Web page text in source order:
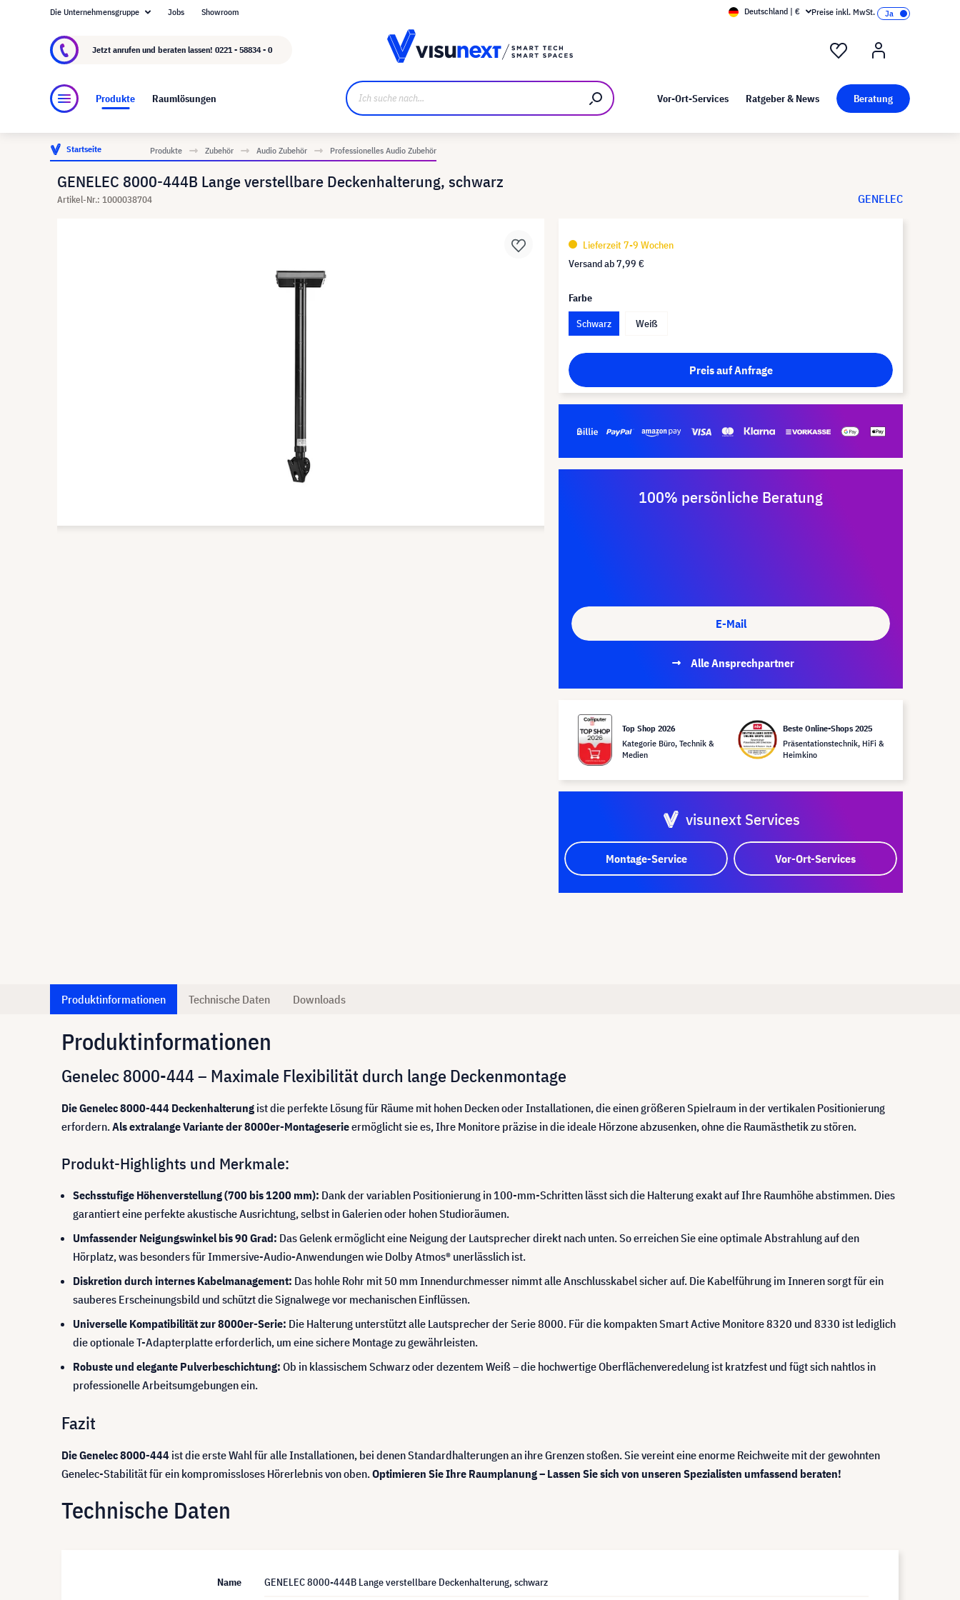
Über visunext.de Kunst bei visunext
Die Unternehmensgruppe Jobs Showroom Deutschland | € Preise inkl. MwSt.
Jetzt anrufen und beraten lassen! 0221 - 58834 - 0
Produkte Raumlösungen Vor-Ort-Services Ratgeber & News Beratung
Startseite Produkte Zubehör Audio Zubehör Professionelles Audio Zubehör
GENELEC 8000-444B Lange verstellbare Deckenhalterung, schwarz
Artikel-Nr.: 1000038704 GENELEC
Lieferzeit 7-9 Wochen
Versand ab7,99 €
Farbe
Schwarz
Weiß
Preis auf Anfrage
100% persönliche Beratung
E-Mail
Alle Ansprechpartner
Top Shop 2026
Kategorie Büro, Technik &
Medien
Beste Online-Shops 2025
Präsentationstechnik, HiFi &
Heimkino
visunext Services
Montage-Service Vor-Ort-Services
Produktinformationen Technische Daten Downloads
Produktinformationen
Genelec 8000-444 – Maximale Flexibilität durch lange Deckenmontage
Die Genelec 8000-444 Deckenhalterung ist die perfekte Lösung für Räume mit hohen Decken oder Installationen, die einen größeren Spielraum in der vertikalen Positionierung
erfordern.Als extralange Variante der 8000er-Montageserieermöglicht sie es, Ihre Monitore präzise in die ideale Hörzone abzusenken, ohne die Raumästhetik zu stören.
Produkt-Highlights und Merkmale:
Sechsstufige Höhenverstellung (700 bis 1200 mm): Dank der variablen Positionierung in 100-mm-Schritten lässt sich die Halterung exakt auf Ihre Raumhöhe abstimmen. Dies
garantiert eine perfekte akustische Ausrichtung, selbst in Galerien oder hohen Studioräumen.
Umfassender Neigungswinkel bis 90 Grad: Das Gelenk ermöglicht eine Neigung der Lautsprecher direkt nach unten. So erreichen Sie eine optimale Abstrahlung auf den
Hörplatz, was besonders für Immersive-Audio-Anwendungen wie Dolby Atmos® unerlässlich ist.
Diskretion durch internes Kabelmanagement: Das hohle Rohr mit 50 mm Innendurchmesser nimmt alle Anschlusskabel sicher auf. Die Kabelführung im Inneren sorgt für ein
sauberes Erscheinungsbild und schützt die Signalwege vor mechanischen Einflüssen.
Universelle Kompatibilität zur 8000er-Serie: Die Halterung unterstützt alle Lautsprecher der Serie 8000. Für die kompakten Smart Active Monitore 8320 und 8330 ist lediglich
die optionale T-Adapterplatte erforderlich, um eine sichere Montage zu gewährleisten.
Robuste und elegante Pulverbeschichtung: Ob in klassischem Schwarz oder dezentem Weiß – die hochwertige Oberflächenveredelung ist kratzfest und fügt sich nahtlos in
professionelle Arbeitsumgebungen ein.
Fazit
Die Genelec 8000-444 ist die erste Wahl für alle Installationen, bei denen Standardhalterungen an ihre Grenzen stoßen. Sie vereint eine enorme Reichweite mit der gewohnten
Genelec-Stabilität für ein kompromissloses Hörerlebnis von oben.Optimieren Sie Ihre Raumplanung – Lassen Sie sich von unseren Spezialisten umfassend beraten!
Technische Daten
Name GENELEC 8000-444B Lange verstellbare Deckenhalterung, schwarz